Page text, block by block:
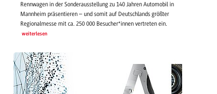
Rennwagen in der Sonderausstellung zu 140 Jahren Automobil in
Mannheim präsentieren – und somit auf Deutschlands größter
Regionalmesse mit ca. 250 000 Besucher*innen vertreten ein.
weiterlesen